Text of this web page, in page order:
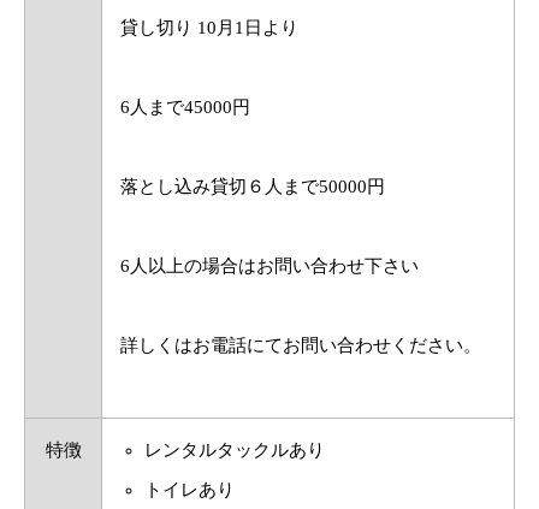
貸し切り 10月1日より
6人まで45000円
落とし込み貸切６人まで50000円
6人以上の場合はお問い合わせ下さい
詳しくはお電話にてお問い合わせください。
特徴 レンタルタックルあり
トイレあり